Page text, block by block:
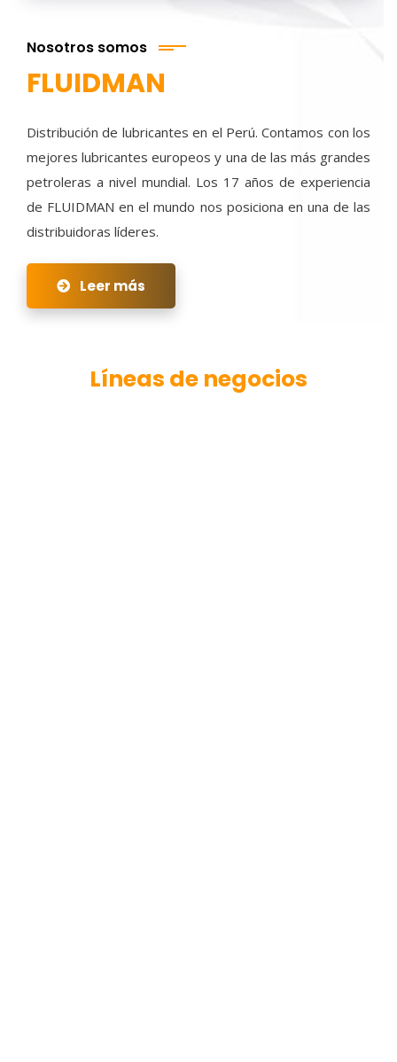
Nosotros somos
FLUIDMAN
Distribución de lubricantes en el Perú. Contamos con los
mejores lubricantes europeos y una de las más grandes
petroleras a nivel mundial. Los 17 años de experiencia
de FLUIDMAN en el mundo nos posiciona en una de las
distribuidoras líderes.
Leer más
Líneas de negocios